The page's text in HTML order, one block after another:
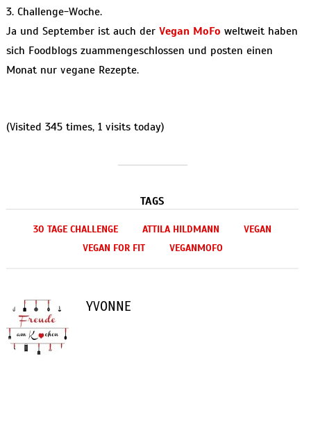
3. Challenge-Woche.
Ja und September ist auch der Vegan MoFo weltweit haben
sich Foodblogs zuammengeschlossen und posten einen
Monat nur vegane Rezepte.
(Visited 345 times, 1 visits today)
TAGS
30 TAGE CHALLENGE ATTILA HILDMANN
VEGAN
VEGAN FOR FIT
VEGANMOFO
YVONNE